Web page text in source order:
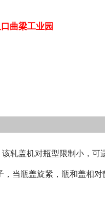
曲梁工业园
轧盖机对瓶型限制小，可
当瓶盖旋紧，瓶和盖相